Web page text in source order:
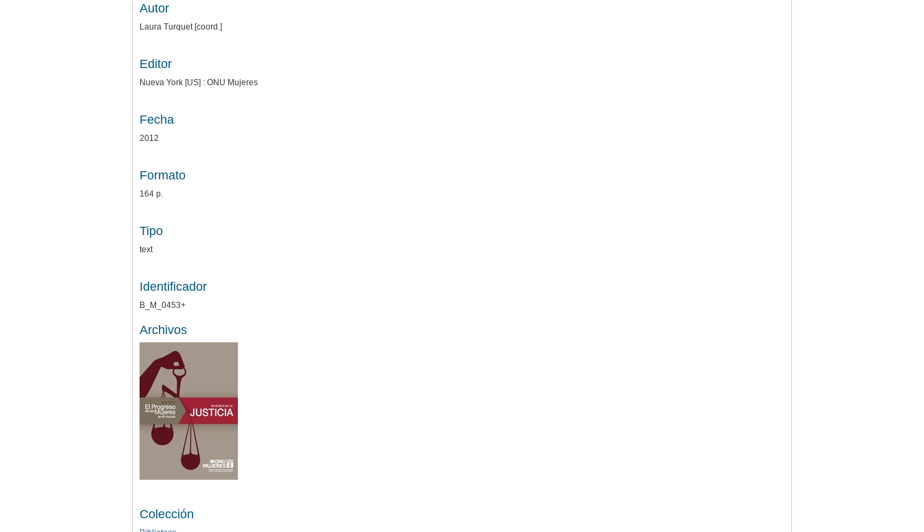
Autor
Laura Turquet [coord.]
Editor
Nueva York [US] : ONU Mujeres
Fecha
2012
Formato
164 p.
Tipo
text
Identificador
B_M_0453+
Archivos
Colección